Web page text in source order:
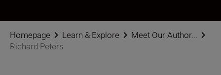
Homepage Learn & Explore
Meet Our Author...
Richard Peters